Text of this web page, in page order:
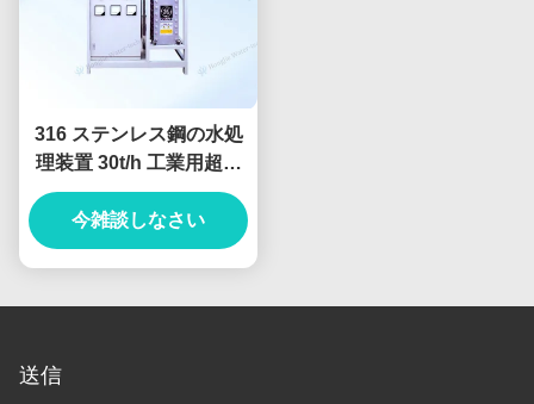
316 ステンレス鋼の水処
理装置 30t/h 工業用超純
水システム
今雑談しなさい
送信